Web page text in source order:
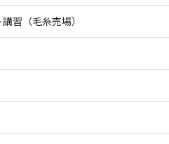
習（毛糸売場）